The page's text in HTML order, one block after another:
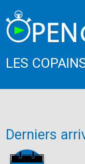
LES
Derniers